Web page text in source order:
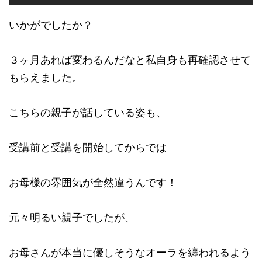
いかがでしたか？
３ヶ月あれば変わるんだなと私自身も再確認させて
もらえました。
こちらの親子が話している姿も、
受講前と受講を開始してからでは
お母様の雰囲気が全然違うんです！
元々明るい親子でしたが、
お母さんが本当に優しそうなオーラを纏われるよう